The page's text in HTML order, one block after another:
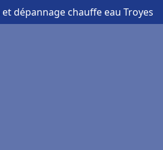
dépannage chauffe eau Troyes